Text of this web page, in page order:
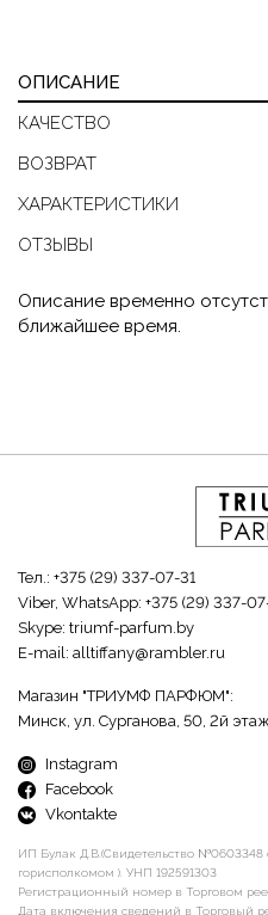
ОПИСАНИЕ
КАЧЕСТВО
ВОЗВРАТ
ХАРАКТЕРИСТИКИ
ОТЗЫВЫ
Описание временно
ближайшее время.
Тел.: +375 (29) 337-07-31
Viber, WhatsApp: +375 (29) 337-
Skype: triumf-parfum.by
E-mail: alltiffany@rambler.ru
Магазин "ТРИУМФ ПАРФЮМ":
Минск, ул. Сурганова, 50, 2й
Instagram
Facebook
Vkontakte
ИП Булак Д.В.(Свидетельство
горисполкомом ). УНП 192591303
Регистрационный номер в Торговом
Дата включения сведений в Торговый